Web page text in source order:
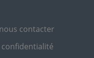
contacter